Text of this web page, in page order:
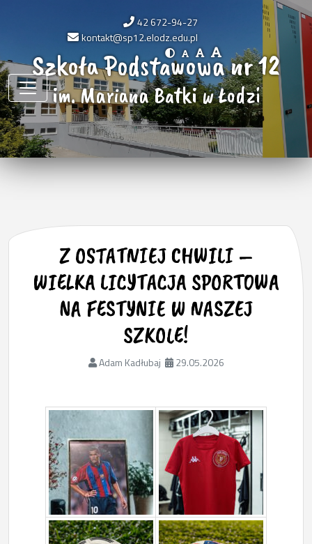
42 672-94-27
kontakt@sp12.elodz.edu.pl
Szkoła Podstawowa nr 12
im. Mariana Batki w Łodzi
Z OSTATNIEJ CHWILI –
WIELKA LICYTACJA SPORTOWA
NA FESTYNIE W NASZEJ
SZKOLE!
Adam Kadłubaj 29.05.2026